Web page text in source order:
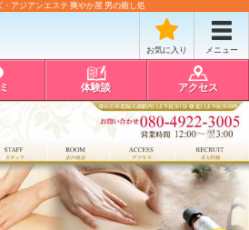
・アジアンエステ 爽やか屋 男の癒し処
お気に入り メニュー
体験談 アクセス